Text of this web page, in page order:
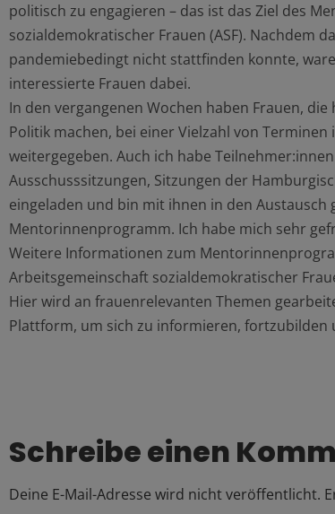
politisch zu engagieren – das ist das Ziel des
sozialdemokratischer Frauen (ASF). Nachdem
pandemiebedingt nicht stattfinden konnte,
interessierte Frauen dabei.
In den vergangenen Wochen haben Frauen,
Politik machen, bei einer Vielzahl von
weitergegeben. Auch ich habe
Ausschusssitzungen, Sitzungen der
eingeladen und bin mit ihnen in den Austausch
Mentorinnenprogramm. Ich habe mich sehr
Weitere Informationen zum
Arbeitsgemeinschaft sozialdemokratischer
Hier wird an frauenrelevanten Themen
Plattform, um sich zu informieren, fortzubilden
Schreibe einen
Deine E-Mail-Adresse wird nicht veröffentlicht.